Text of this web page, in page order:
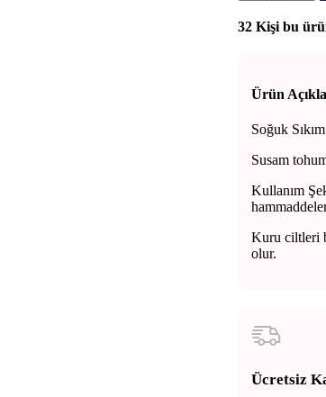
32 Kişi bu
Ürün
Soğuk
Susam
Kullanım
Kuru ciltleri
olur.
Ücretsiz